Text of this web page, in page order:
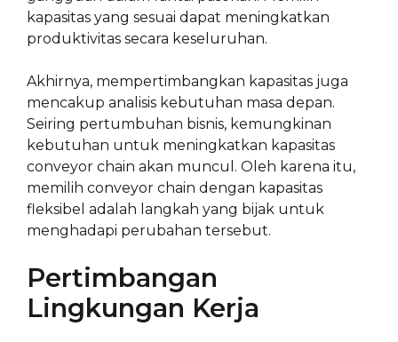
kapasitas yang sesuai dapat meningkatkan
produktivitas secara keseluruhan.
Akhirnya, mempertimbangkan kapasitas juga
mencakup analisis kebutuhan masa depan.
Seiring pertumbuhan bisnis, kemungkinan
kebutuhan untuk meningkatkan kapasitas
conveyor chain akan muncul. Oleh karena itu,
memilih conveyor chain dengan kapasitas
fleksibel adalah langkah yang bijak untuk
menghadapi perubahan tersebut.
Pertimbangan
Lingkungan Kerja